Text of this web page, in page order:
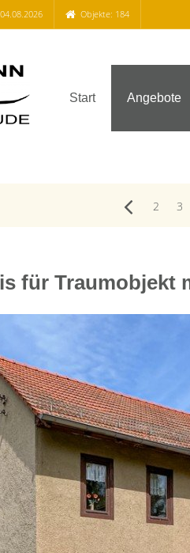
04.08.2026 Objekte: 184
Start Angebote
2 3
für Traumobjekt